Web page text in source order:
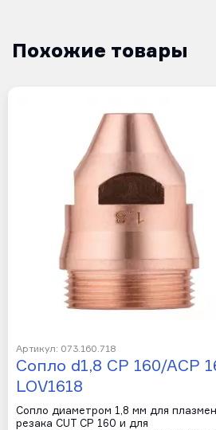
Похожие товары
Артикул: 073.160.718
Сопло d1,8 CP 160/ACP
LOV1618
Сопло диаметром 1,8 мм для
резака CUT CP 160 и для